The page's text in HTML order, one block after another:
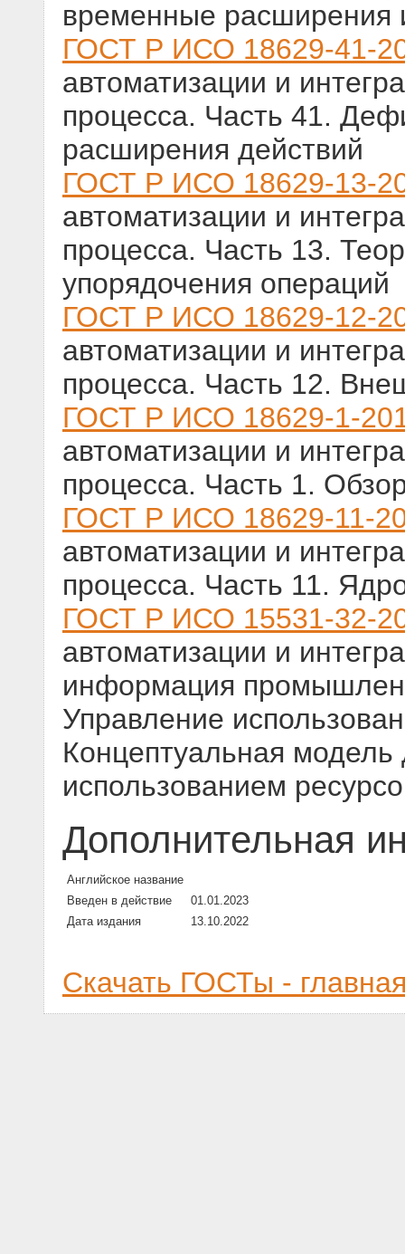
временные расширения
ГОСТ Р ИСО 18629-41-
автоматизации и
процесса. Часть 41.
расширения действий
ГОСТ Р ИСО 18629-13-
автоматизации и
процесса. Часть 13.
упорядочения операций
ГОСТ Р ИСО 18629-12-
автоматизации и
процесса. Часть 12.
ГОСТ Р ИСО 18629-1-
автоматизации и
процесса. Часть 1.
ГОСТ Р ИСО 18629-11-
автоматизации и
процесса. Часть 11.
ГОСТ Р ИСО 15531-32-
автоматизации и
информация
Управление
Концептуальная
использованием
Дополнительная
Английское название
Введен в действие
01.01.2023
Дата издания
13.10.2022
Скачать ГОСТы -